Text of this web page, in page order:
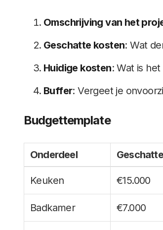
Omschrijving van het
Geschatte kosten: Wat
Huidige kosten: Wat is
Buffer: Vergeet je
Budgettemplate
Onderdeel
Keuken €15.000
Badkamer €7.000